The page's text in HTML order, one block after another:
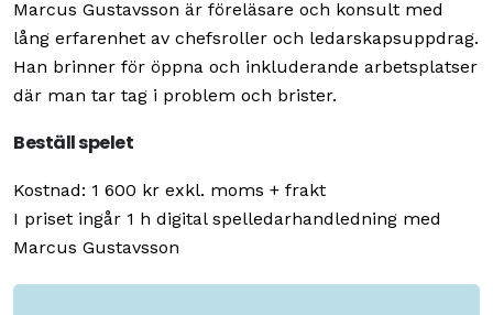
Marcus Gustavsson är föreläsare och konsult med
lång erfarenhet av chefsroller och ledarskapsuppdrag.
Han brinner för öppna och inkluderande arbetsplatser
där man tar tag i problem och brister.
Beställ spelet
Kostnad: 1 600 kr exkl. moms + frakt
I priset ingår 1 h digital spelledarhandledning med
Marcus Gustavsson